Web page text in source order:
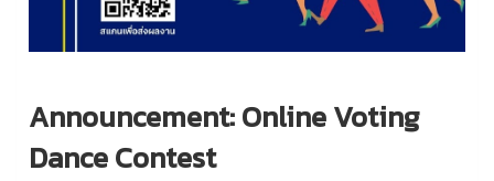
Announcement: Online Voting
Dance Contest